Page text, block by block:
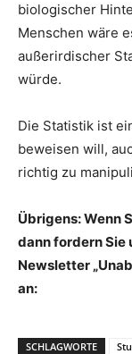
biologischer
Menschen wäre
außerirdischer
würde.
Die Statistik ist
beweisen will,
richtig zu
Übrigens: Wenn
dann fordern Sie
Newsletter
an:
SCHLAGWORTE